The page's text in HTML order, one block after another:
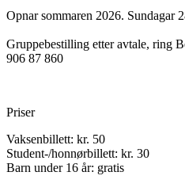
Opnar sommaren 2026. Sundagar
Gruppebestilling etter avtale, ring
906 87 860
Priser
Vaksenbillett: kr. 50
Student-/honnørbillett: kr. 30
Barn under 16 år: gratis